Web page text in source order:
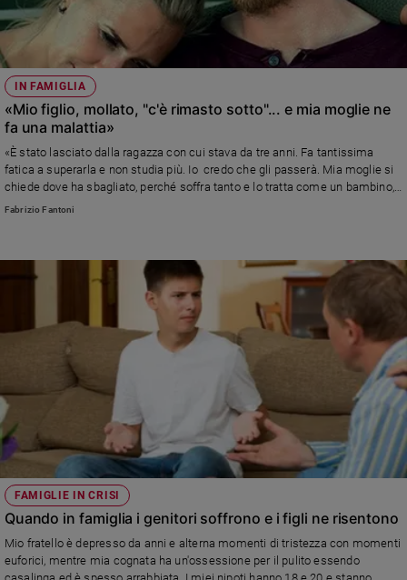
IN FAMIGLIA
«Mio figlio, mollato, "c'è rimasto sotto"... e mia moglie ne
fa una malattia»
«È stato lasciato dalla ragazza con cui stava da tre anni. Fa tantissima
fatica a superarla e non studia più. Io credo che gli passerà. Mia moglie si
chiede dove ha sbagliato, perché soffra tanto e lo tratta come un bambino,
"sta così tanto male". Lei sì che mi preoccupa!» Risponde Fabrizio Fantoni,
Fabrizio Fantoni
FAMIGLIE IN CRISI
Quando in famiglia i genitori soffrono e i figli ne risentono
Mio fratello è depresso da anni e alterna momenti di tristezza con momenti
euforici, mentre mia cognata ha un'ossessione per il pulito essendo